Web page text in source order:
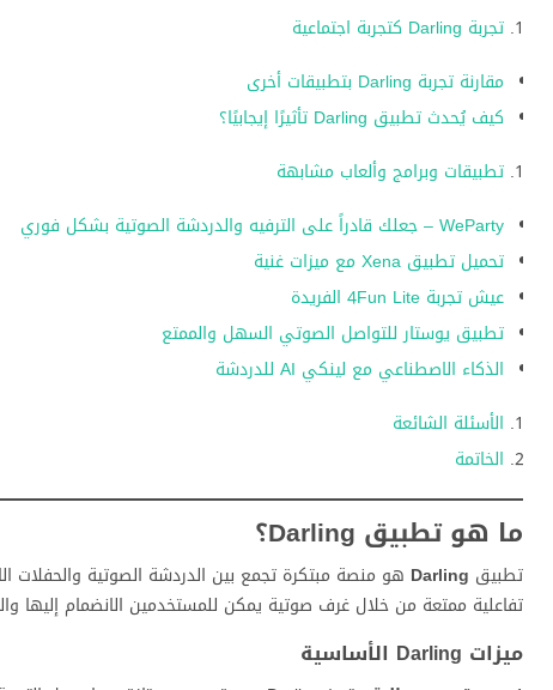
تجربة Darling كتجربة اجتماعية
مقارنة تجربة Darling بتطبيقات أخرى
كيف يُحدث تطبيق Darling تأثيرًا إيجابيًا؟
تطبيقات وبرامج وألعاب مشابهة
WeParty – جعلك قادراً على الترفيه والدردشة الصوتية بشكل فوري
تحميل تطبيق Xena مع ميزات غنية
عيش تجربة 4Fun Lite الفريدة
تطبيق يوستار للتواصل الصوتي السهل والممتع
الذكاء الاصطناعي مع لينكي AI للدردشة
الأسئلة الشائعة
الخاتمة
ما هو تطبيق Darling؟
تطبيق Darling
تفاعلية ممتعة من خلال غرف صوتية يمكن للمستخدمين الانضمام إليها
ميزات Darling الأساسية